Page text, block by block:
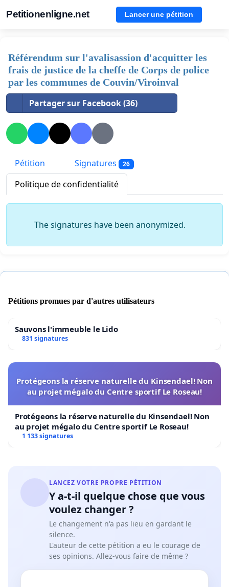
Petitionenligne.net Lancer une pétition
Référendum sur l'avalisassion d'acquitter les
frais de justice de la cheffe de Corps de police
par les communes de Couvin/Viroinval
Partager sur Facebook (36)
Pétition Signatures 26
Politique de confidentialité
The signatures have been anonymized.
Pétitions promues par d'autres utilisateurs
Sauvons l'immeuble le Lido
831 signatures
Protégeons la réserve naturelle du Kinsendael! Non
au projet mégalo du Centre sportif Le Roseau!
Protégeons la réserve naturelle du Kinsendael! Non
au projet mégalo du Centre sportif Le Roseau!
1 133 signatures
LANCEZ VOTRE PROPRE PÉTITION
Y a-t-il quelque chose que vous
voulez changer ?
Le changement n'a pas lieu en gardant le
silence.
L'auteur de cette pétition a eu le courage de
ses opinions. Allez-vous faire de même ?